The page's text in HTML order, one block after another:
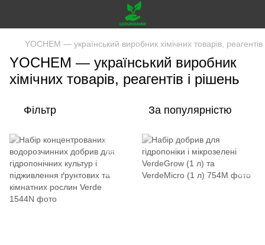
YOCHEM — український виробник хімічних товарів, реагентів
YOCHEM — український виробник
хімічних товарів, реагентів і рішень
Фільтр За популярністю